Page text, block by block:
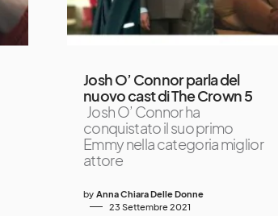
Josh O’ Connor parla del
nuovo cast di The Crown 5
Josh O’ Connor ha
conquistato il suo primo
Emmy nella categoria miglior
attore
by Anna Chiara Delle Donne
23 Settembre 2021